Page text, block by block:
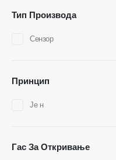
Тип Производа
Сензор
Принцип
Је н
Гас За Откривање